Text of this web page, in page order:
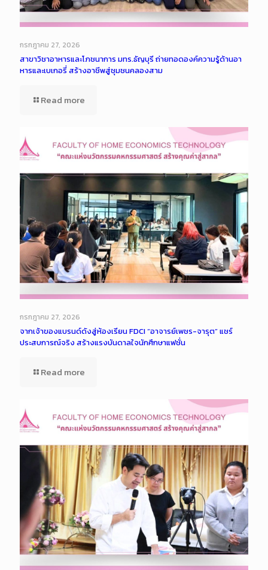
กรกฎาคม 27, 2026
สาขาวิชาอาหารและโภชนาการ มทร.ธัญบุรี ถ่ายทอดองค์ความรู้ด้านอา
หารและเบเกอรี่ สร้างอาชีพสู่ชุมชนคลองสาม
Read more
กรกฎาคม 27, 2026
จากเจ้าของแบรนด์ดังสู่ห้องเรียน FDCI “อาจารย์เพชร-จารุต” แชร์
ประสบการณ์จริง สร้างแรงบันดาลใจนักศึกษาแฟชั่น
Read more